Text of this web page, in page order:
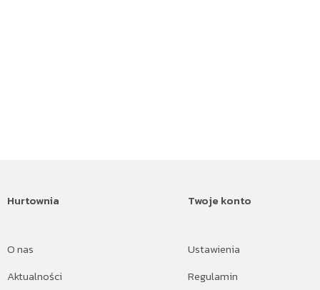
Hurtownia
O nas
Aktualności
Twoje konto
Ustawienia
Regulamin